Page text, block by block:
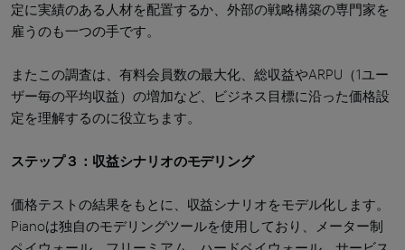
定に実績のある人材を配置するか、外部の戦略構築の専門家を
雇うのも一つの手です。
またこの調査は、有料会員数の最大化、総収益やARPU（1ユー
ザー毎の平均収益）の増加など、ビジネス目標に沿った価格設
定を理解するのに役立ちます。
ステップ３：収益シナリオのモデリング
価格テストの結果をもとに、収益シナリオをモデル化します。
Pianoは独自のモデリングツールを使用しており、メーター制